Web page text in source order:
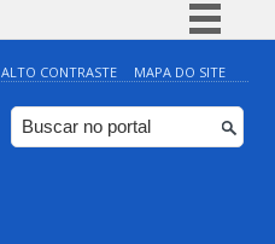
Simplifique!
Comunica BR
Participe
ALTO CONTRASTE MAPA DO SITE